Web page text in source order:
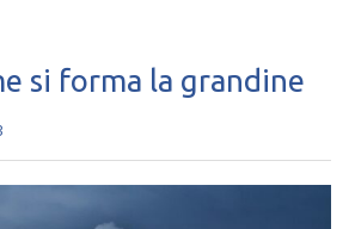
si forma la grandine